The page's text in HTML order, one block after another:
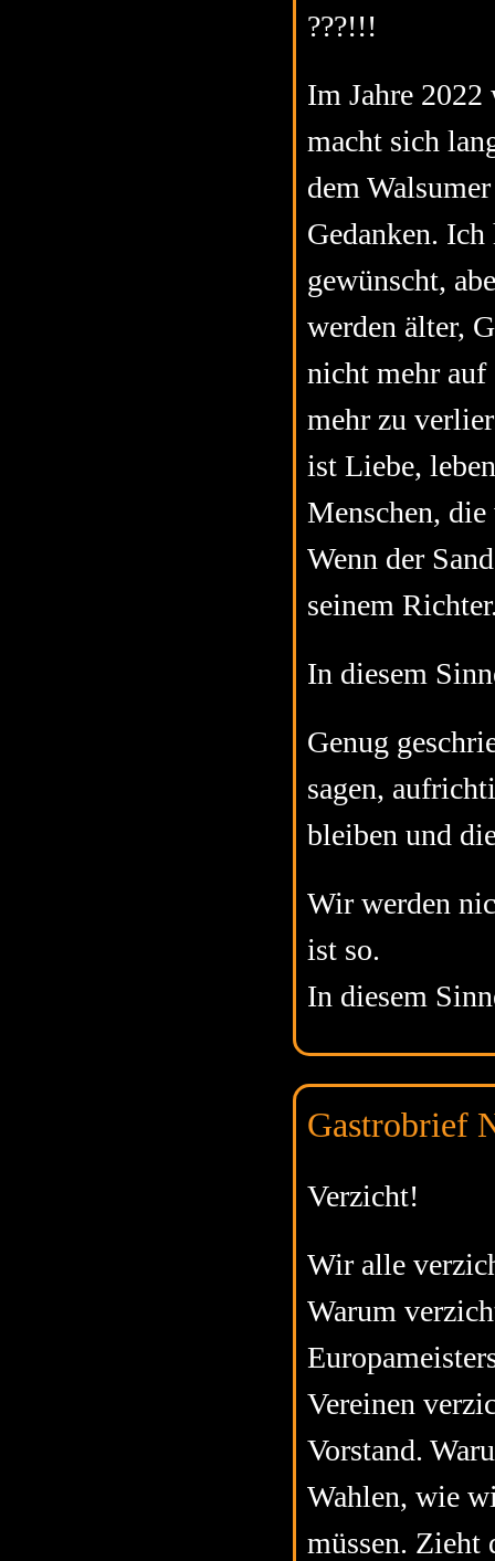
???!!!
Im Jahre
macht sich
dem
Gedanken.
gewünscht,
werden älter,
nicht mehr auf
mehr zu
ist Liebe,
Menschen,
Wenn der
seinem
In diesem
Genug
sagen,
bleiben und
Wir werden
ist so.
In diesem
Gastrobrief
Verzicht!
Wir alle
Warum
Vereinen
Vorstand.
Wahlen, wie
müssen. Zieht